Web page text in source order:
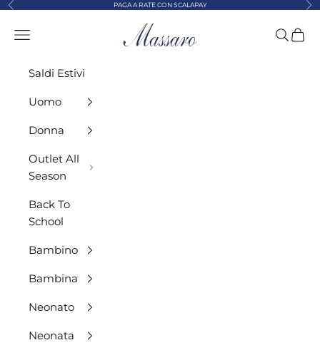
Vai al contenuto
Precedente PAGA A RATE CON SCALAPAY
MASSARO ABBIGLIAMENTO
Menù Cerca
Saldi Estivi
Uomo
Donna
Outlet All
Season
Back To
School
Bambino
Bambina
Neonato
Neonata